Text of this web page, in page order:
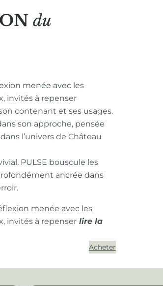
du
menée avec les
invités à repenser
contenant et ses usages.
son approche, pensée
l’univers de Château
PULSE bouscule les
ancrée dans
menée avec les
invités à repenser
Acheter